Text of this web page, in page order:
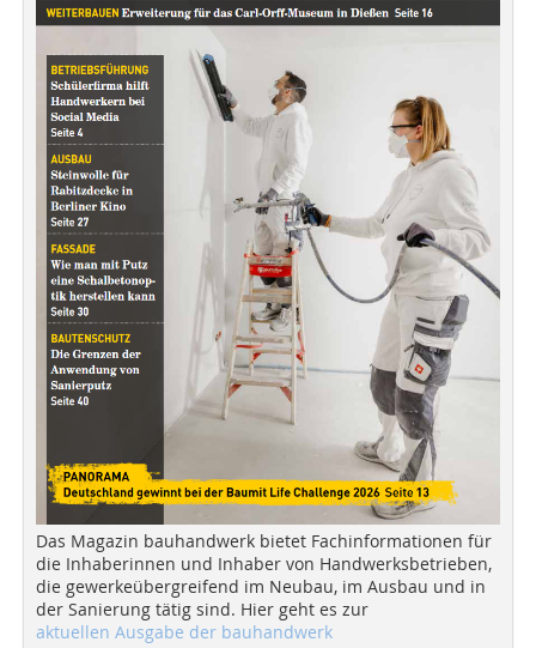
Das Magazin bauhandwerk bietet Fachinformationen für
die Inhaberinnen und Inhaber von Handwerksbetrieben,
die gewerkeübergreifend im Neubau, im Ausbau und in
der Sanierung tätig sind. Hier geht es zur
aktuellen Ausgabe der bauhandwerk